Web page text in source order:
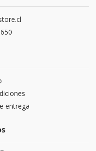
entrega